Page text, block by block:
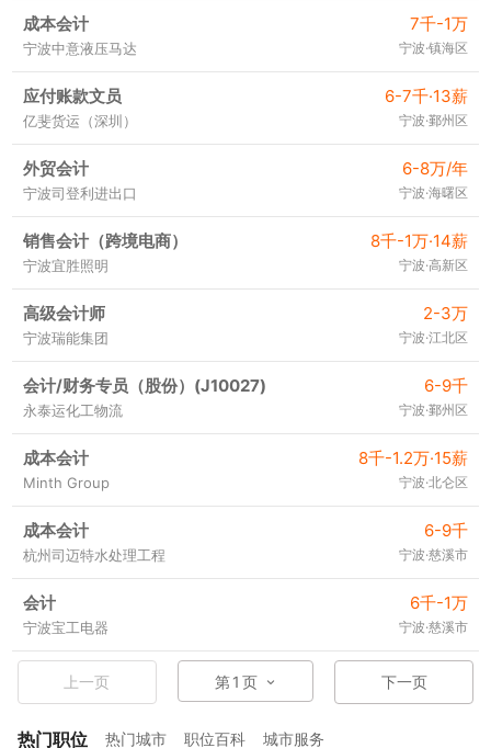
成本会计 7千-1万
宁波中意液压马达 宁波·镇海区
应付账款文员 6-7千·13薪
亿斐货运（深圳） 宁波·鄞州区
外贸会计 6-8万/年
宁波司登利进出口 宁波·海曙区
销售会计（跨境电商） 8千-1万·14薪
宁波宜胜照明 宁波·高新区
高级会计师 2-3万
宁波瑞能集团 宁波·江北区
会计/财务专员（股份）(J10027) 6-9千
永泰运化工物流 宁波·鄞州区
成本会计 8千-1.2万·15薪
Minth Group 宁波·北仑区
成本会计 6-9千
杭州司迈特水处理工程 宁波·慈溪市
会计 6千-1万
宁波宝工电器 宁波·慈溪市
上一页 第1 页 下一页
热门职位 热门城市 职位百科 城市服务